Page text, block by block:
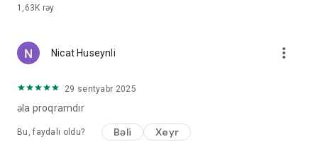
1,63K rəy
Nicat Huseynli more_vert
29 sentyabr 2025
əla proqramdır
Bu, faydalı oldu? Bəli Xeyr